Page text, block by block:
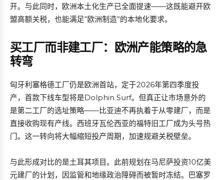
开。与此同时，欧洲本土化生产已全面提速——这既能避开欧
盟高额关税，也能满足”欧洲制造”的本地化要求。
买工厂而非建工厂：欧洲产能策略的急
转弯
匈牙利塞格德工厂仍是欧洲首站，定于2026年第四季度投
产，首款下线车型将是Dolphin Surf。但真正让市场意外的
是第二工厂的选址策略——比亚迪不再执着于从零建厂，而是
直接收购现有产线。西班牙瓦伦西亚的福特旧工厂成为头号热
门。这一转向将大幅缩短投产周期，加速规避关税壁垒。
与此形成对比的是土耳其项目。此前规划在马尼萨投资10亿美
元建厂的计划，因监管和地缘政治障碍而被暂时冻结。巴塞罗